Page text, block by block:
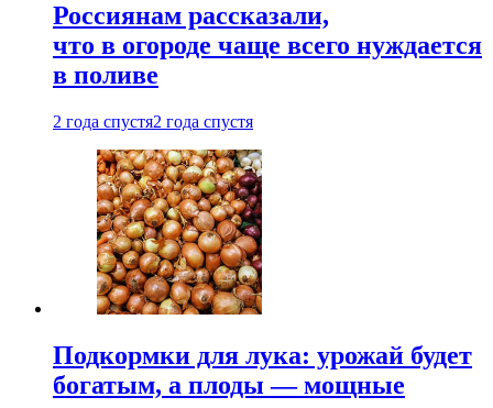
Россиянам рассказали,
что в огороде чаще всего нуждается
в поливе
2 года спустя2 года спустя
Подкормки для лука: урожай будет
богатым, а плоды — мощные